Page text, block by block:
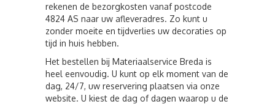
rekenen de bezorgkosten vanaf postcode
4824 AS naar uw afleveradres. Zo kunt u
zonder moeite en tijdverlies uw decoraties op
tijd in huis hebben.
Het bestellen bij Materiaalservice Breda is
heel eenvoudig. U kunt op elk moment van de
dag, 24/7, uw reservering plaatsen via onze
website. U kiest de dag of dagen waarop u de